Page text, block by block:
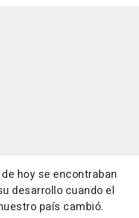
hoy se encontraban
desarrollo cuando el
país cambió.